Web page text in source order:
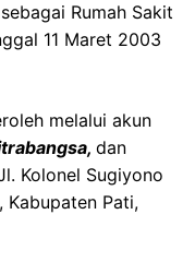
Rumah Sakit
11 Maret 2003
melalui akun
dan
Kolonel Sugiyono
Kabupaten Pati,